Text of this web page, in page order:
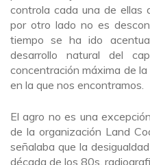
controla cada una de ellas
por otro lado no es
tiempo se ha ido
desarrollo natural del
concentración máxima de
en la que nos encontramos.
El agro no es una
de la organización Land
señalaba que la
década de los 80s,